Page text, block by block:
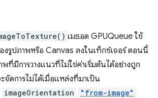
เมธอด GPUQueue ใช้
งรูปภาพหรือ Canvas ลงในเท็กซ์เจอร์ ตอนนี้
ที่มีการวางแนวที่ไม่ใช่ค่าเริ่มต้นได้อย่างถูก
ดการไม่ได้เมื่อแหล่งที่มาเป็น
imageOrientation "from-image"